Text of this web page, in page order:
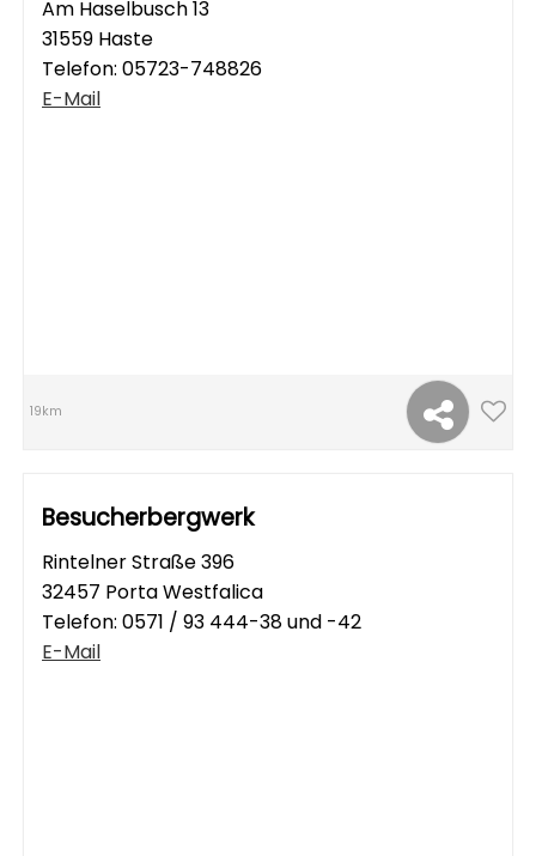
Am Haselbusch 13
31559 Haste
Telefon: 05723-748826
E-Mail
19km
Besucherbergwerk
Rintelner Straße 396
32457 Porta Westfalica
Telefon: 0571 / 93 444-38 und -42
E-Mail